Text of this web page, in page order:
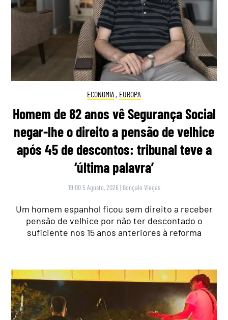
ECONOMIA , EUROPA
Homem de 82 anos vê Segurança Social
negar-lhe o direito a pensão de velhice
após 45 de descontos: tribunal teve a
‘última palavra’
19:00 5 Agosto, 2026 | Gonçalo Viegas
Um homem espanhol ficou sem direito a receber
pensão de velhice por não ter descontado o
suficiente nos 15 anos anteriores à reforma